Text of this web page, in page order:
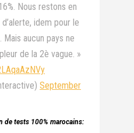
Nous restons en
idem pour le
aucun pays ne
de la 2è vague. »
September
de tests 100% marocains: